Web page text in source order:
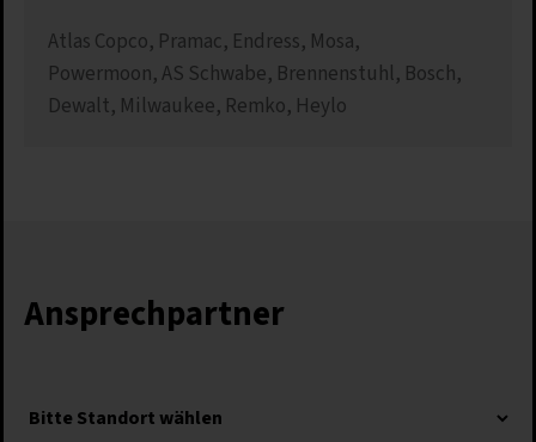
Atlas Copco, Pramac, Endress, Mosa,
Powermoon, AS Schwabe, Brennenstuhl, Bosch,
Dewalt, Milwaukee, Remko, Heylo
Ansprechpartner